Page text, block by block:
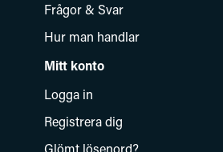
Frågor & Svar
Hur man handlar
Mitt konto
Logga in
Registrera dig
Glömt lösenord?